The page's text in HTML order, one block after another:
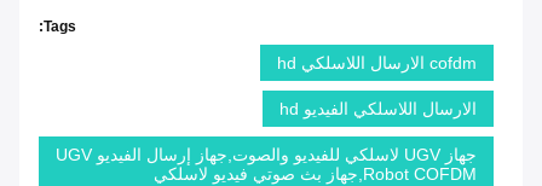
Tags:
cofdm الارسال اللاسلكي hd
الارسال اللاسلكي الفيديو hd
جهاز UGV لاسلكي للفيديو والصوت,جهاز إرسال الفيديو UGV
Robot COFDM,جهاز بث صوتي فيديو لاسلكي